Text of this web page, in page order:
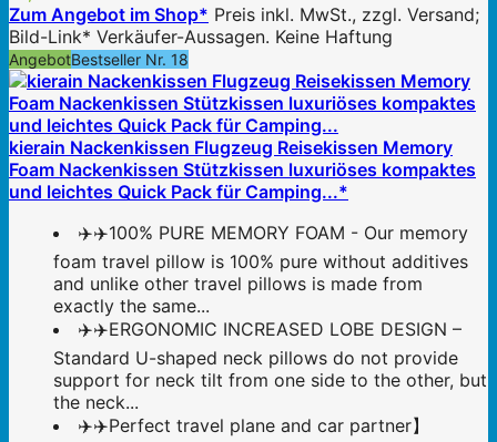
Zum Angebot im Shop* Preis inkl. MwSt., zzgl. Versand;
Bild-Link* Verkäufer-Aussagen. Keine Haftung
AngebotBestseller Nr. 18
kierain Nackenkissen Flugzeug Reisekissen Memory
Foam Nackenkissen Stützkissen luxuriöses kompaktes
und leichtes Quick Pack für Camping...*
✈️✈️100% PURE MEMORY FOAM - Our memory
foam travel pillow is 100% pure without additives
and unlike other travel pillows is made from
exactly the same...
✈️✈️ERGONOMIC INCREASED LOBE DESIGN –
Standard U-shaped neck pillows do not provide
support for neck tilt from one side to the other, but
the neck...
✈️✈️Perfect travel plane and car partner】